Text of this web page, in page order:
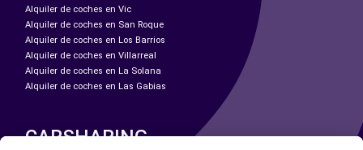
Alquiler de coches en Vic
Alquiler de coches en San Roque
Alquiler de coches en Los Barrios
Alquiler de coches en Villarreal
Alquiler de coches en La Solana
Alquiler de coches en Las Gabias
CARSHARING